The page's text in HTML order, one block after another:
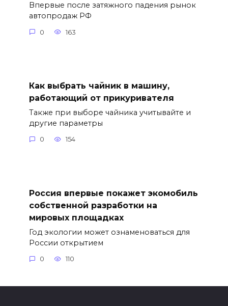
Впервые после затяжного падения рынок
автопродаж РФ
0 163
Как выбрать чайник в машину,
работающий от прикуривателя
Также при выборе чайника учитывайте и
другие параметры
0 154
Россия впервые покажет экомобиль
собственной разработки на
мировых площадках
Год экологии может ознаменоваться для
России открытием
0 110